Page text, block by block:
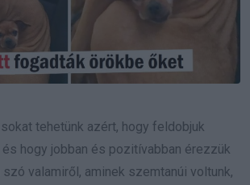
tehetünk azért, hogy feldobjuk
és hogy jobban és pozitívabban érezzük
szó valamiről, aminek szemtanúi voltunk,